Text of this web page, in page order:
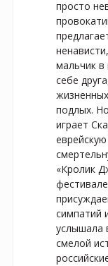
просто
мальчик в
себе
подлых.
играет
«Кролик
симпатий
услышала
смелой